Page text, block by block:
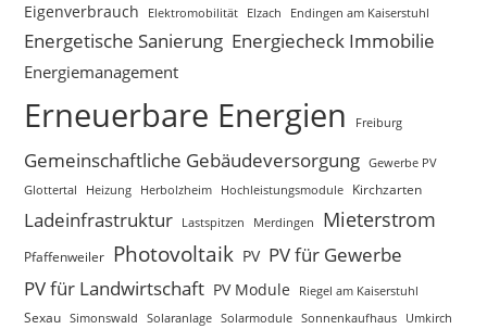
Eigenverbrauch Elektromobilität Elzach Endingen am Kaiserstuhl
Energetische Sanierung Energiecheck Immobilie
Energiemanagement
Erneuerbare Energien Freiburg
Gemeinschaftliche Gebäudeversorgung Gewerbe PV
Glottertal
Heizung Herbolzheim Hochleistungsmodule Kirchzarten
Ladeinfrastruktur Lastspitzen Merdingen Mieterstrom
Pfaffenweiler Photovoltaik PV PV für Gewerbe
PV für Landwirtschaft PV Module Riegel am Kaiserstuhl
Sexau Simonswald Solaranlage Solarmodule Sonnenkaufhaus Umkirch